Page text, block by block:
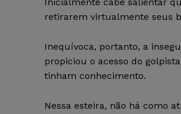
retirarem virtualmente seus
Inequívoca, portanto, a
propiciou o acesso do
tinham conhecimento.
Nessa esteira, não há como